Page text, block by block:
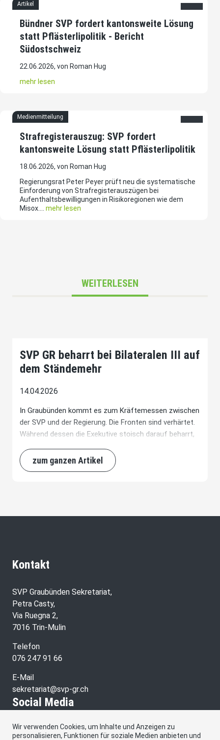
Artikel
Bündner SVP fordert kantonsweite Lösung
statt Pflästerlipolitik - Bericht
Südostschweiz
22.06.2026, von Roman Hug
mehr lesen
Medienmitteilung
Strafregisterauszug: SVP fordert
kantonsweite Lösung statt Pflästerlipolitik
18.06.2026, von Roman Hug
Regierungsrat Peter Peyer prüft neu die systematische
Einforderung von Strafregisterauszügen bei
Aufenthaltsbewilligungen in Risikoregionen wie dem
Misox.... mehr lesen
WEITERLESEN
SVP GR beharrt bei Bilateralen III auf
dem Ständemehr
14.04.2026
In Graubünden kommt es zum Kräftemessen zwischen
der SVP und der Regierung. Die Fronten sind verhärtet.
Während dessen die Exekutive stoisch darauf beharrt,
Referendum zu unterbreiten, beharrt die Bündner SVP
ostentativ darauf, die Bilateralen III dem Ständemehr
einzureichen. Der Grosse Rat entscheidet in der
ProudMag.com, die Beweggründe.
zum ganzen Artikel
Kontakt
SVP Graubünden Sekretariat,
Petra Casty,
Via Ruegna 2,
7016 Trin-Mulin
Telefon
076 247 91 66
E-Mail
sekretariat@svp-gr.ch
Social Media
Besuchen Sie uns bei:
Wir verwenden Cookies, um Inhalte und Anzeigen zu
personalisieren, Funktionen für soziale Medien anbieten und